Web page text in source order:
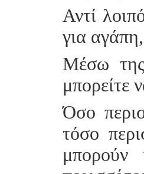
Αντί
για
Μέσω
μπορείτε
Όσο
τόσο